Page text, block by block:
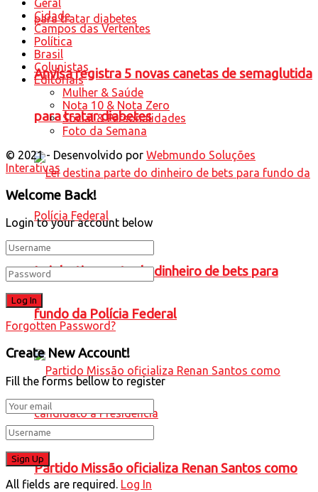
Anvisa registra 5 novas canetas de semaglutida
para tratar diabetes
Lei destina parte do dinheiro de bets para
fundo da Polícia Federal
Partido Missão oficializa Renan Santos como
Geral
Cidade
Campos das Vertentes
Política
Brasil
Colunistas
Editoriais
Mulher & Saúde
Nota 10 & Nota Zero
Social & Personalidades
Foto da Semana
© 2021 - Desenvolvido por Webmundo Soluções
Interativas
Welcome Back!
Login to your account below
Forgotten Password?
Create New Account!
Fill the forms bellow to register
All fields are required. Log In